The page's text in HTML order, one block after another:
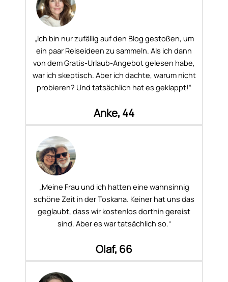
„Ich bin nur zufällig auf den Blog gestoßen, um
ein paar Reiseideen zu sammeln. Als ich dann
von dem Gratis-Urlaub-Angebot gelesen habe,
war ich skeptisch. Aber ich dachte, warum nicht
probieren? Und tatsächlich hat es geklappt!“
Anke, 44
„Meine Frau und ich hatten eine wahnsinnig
schöne Zeit in der Toskana. Keiner hat uns das
geglaubt, dass wir kostenlos dorthin gereist
sind. Aber es war tatsächlich so.“
Olaf, 66